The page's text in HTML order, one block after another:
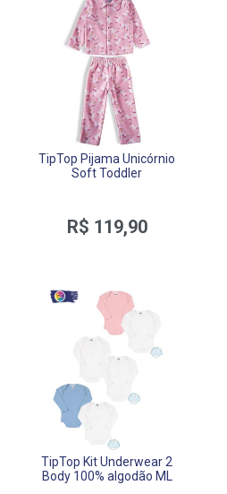
TipTop Pijama Unicórnio
Soft Toddler
R$ 119,90
TipTop Kit Underwear 2
Body 100% algodão ML